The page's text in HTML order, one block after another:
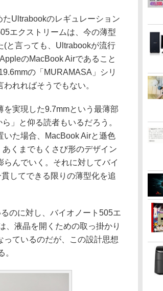
Ultrabookのレギュレーション
エクストリームは、今の薄型
(と言っても、Ultrabookが流行
のMacBook Airであること
の「MURAMASA」シリ
れればそうでもない。
実現した9.7mmという最薄部
」と仰る読者もいるだろう。
いた場合、MacBook Airと遜色
くまでもくさび形のデザイン
んでいく。それに対してバイ
してできる限りの薄型化を追
のに対し、バイオノート505エ
、液晶を開くための取っ掛かり
ているのだが、この設計思想
。